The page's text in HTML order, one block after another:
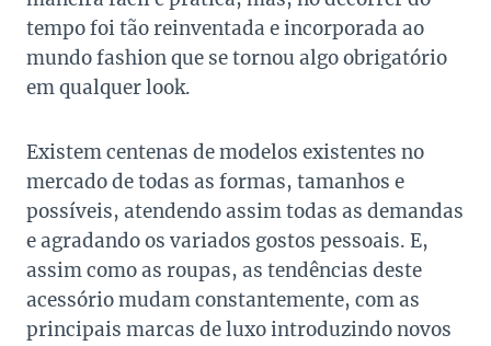
tempo foi tão reinventada e incorporada ao
mundo fashion que se tornou algo obrigatório
em qualquer look.
Existem centenas de modelos existentes no
mercado de todas as formas, tamanhos e
possíveis, atendendo assim todas as demandas
e agradando os variados gostos pessoais. E,
assim como as roupas, as tendências deste
acessório mudam constantemente, com as
principais marcas de luxo introduzindo novos